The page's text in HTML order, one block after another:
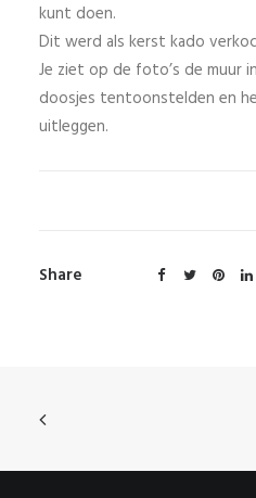
kunt doen.
Dit werd als kerst kado
Je ziet op de foto’s de muur
doosjes tentoonstelden en
uitleggen.
Share